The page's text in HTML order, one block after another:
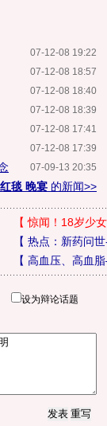
07-12-08 19:22
07-12-08 18:57
07-12-08 18:40
07-12-08 18:39
07-12-08 17:41
07-12-08 17:39
07-09-13 20:35
红毯 晚宴 的新闻>>
【惊闻！18岁少
【 热点：新药问
【 高血压、高血
设为辩论话题